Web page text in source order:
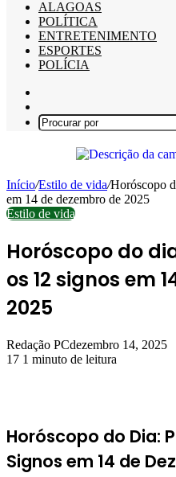
ALAGOAS
POLÍTICA
ENTRETENIMENTO
ESPORTES
POLÍCIA
skin
Início/Estilo de vida/Horóscopo
em 14 de dezembro de 2025
Estilo de vida
Horóscopo do
os 12 signos em
2025
Redação PCdezembro 14, 2025
17 1 minuto de leitura
Horóscopo do Dia:
Signos em 14 de